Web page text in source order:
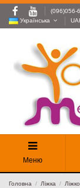
(096)056-
Українська
Меню
Головна Ліжка